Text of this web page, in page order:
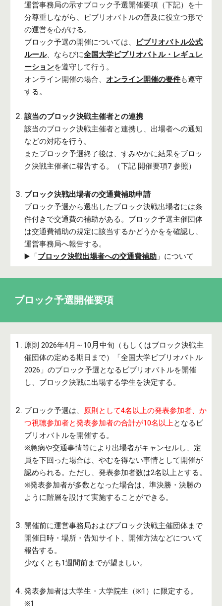
運営事務局の示すブロック予選開催要項（下記）を十
分尊重しながら、ビブリオバトルの普及に役立つ形で
の運営を心がける。
ブロック予選の開催については、 ビブリオバトル公式
ルール、 ならびに全国大学ビブリオバトル・レギュレ
ーションを遵守して行う。
オンライン開催の場合、オンライン開催の要件も遵守
する。
該当のブロック決戦主催者との連携
該当のブロック決戦主催者と連携し、出場者への通知
などの対応を行う。
またブロック予選終了後は、すみやかに結果をブロッ
ク決戦主催者に報告する。（下記 開催要項7 参照）
ブロック決戦出場者の交通費補助申請
ブロック予選から選出したブロック決戦出場者には条
件付きで交通費の補助がある。 ブロック予選主催団体
は交通費補助の規定に該当するかどうかをを確認し、
運営事務局へ報告する。
▶️ 「ブロック決戦出場者への交通費補助 」について
ブロック予選開催要項
原則 2026年4月～ 10 月中旬 （もしくはブロック決戦主
催団体の定める期日まで）「全国大学ビブリオバトル
2026 」のブロック予選となるビブリオバトルを開催
し、ブロック決戦に出場する学生を決定する。
ブロック予選は、 原則として4名以上の発表参加者、か
つ視聴参加者と発表参加者の合計が10名以上となるビ
ブリオバトルを開催する。
※急病や交通事情等により出場者がキャンセルし、定
員を下回った場合は、やむを得ない事情として開催が
認められる。ただし、発表参加者数は2名以上とする。
※発表参加者が多数となった場合は、準決勝・決勝の
ように階層を設けて実施することができる。
開催前に運営事務局およびブロック決戦主催団体まで
開催日時・場所・告知サイト、開催方法などについて
報告する。
少なくとも1週間前までが望ましい。
発表参加者は大学生・大学院生（※1 ）に限定する。
※1